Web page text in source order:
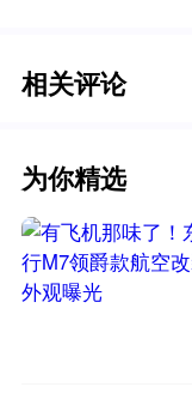
相关评论
为你精选